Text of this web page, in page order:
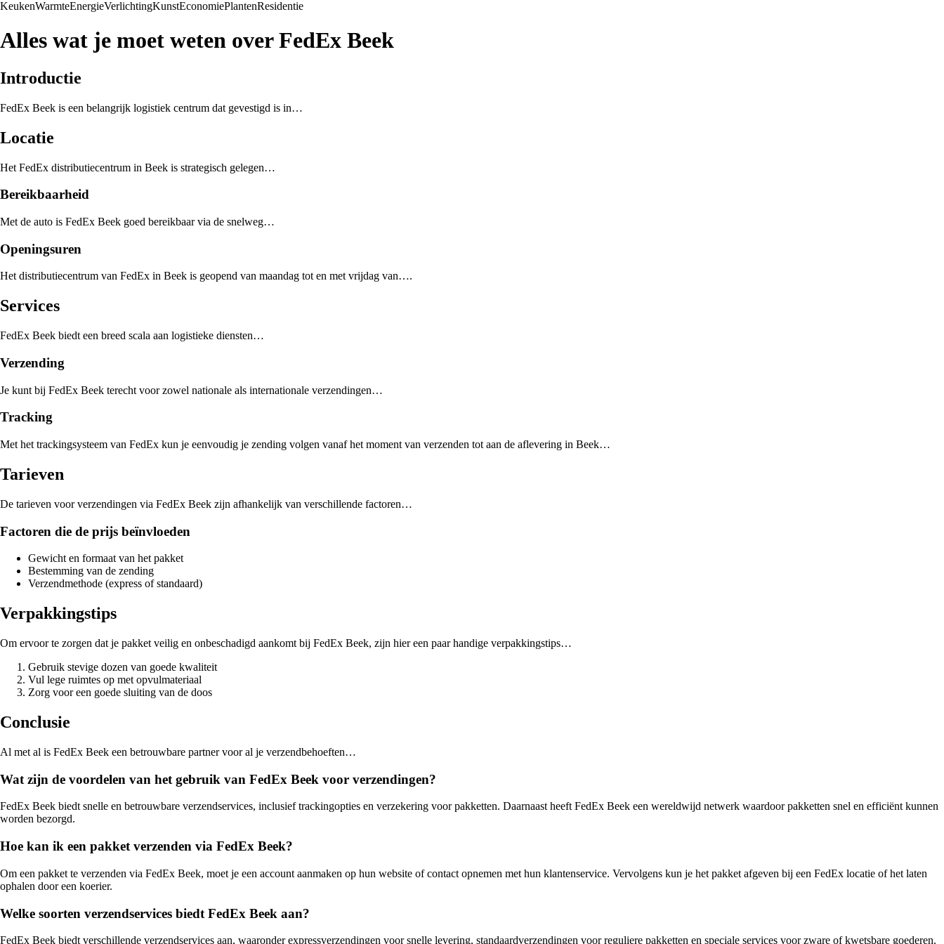
KeukenWarmteEnergieVerlichtingKunstEconomiePlantenResidentie
Alles wat je moet weten over FedEx Beek
Introductie
FedEx Beek is een belangrijk logistiek centrum dat gevestigd is in…
Locatie
Het FedEx distributiecentrum in Beek is strategisch gelegen…
Bereikbaarheid
Met de auto is FedEx Beek goed bereikbaar via de snelweg…
Openingsuren
Het distributiecentrum van FedEx in Beek is geopend van maandag tot en met vrijdag van….
Services
FedEx Beek biedt een breed scala aan logistieke diensten…
Verzending
Je kunt bij FedEx Beek terecht voor zowel nationale als internationale verzendingen…
Tracking
Met het trackingsysteem van FedEx kun je eenvoudig je zending volgen vanaf het moment van verzenden tot aan de aflevering in Beek…
Tarieven
De tarieven voor verzendingen via FedEx Beek zijn afhankelijk van verschillende factoren…
Factoren die de prijs beïnvloeden
Gewicht en formaat van het pakket
Bestemming van de zending
Verzendmethode (express of standaard)
Verpakkingstips
Om ervoor te zorgen dat je pakket veilig en onbeschadigd aankomt bij FedEx Beek, zijn hier een paar handige verpakkingstips…
Gebruik stevige dozen van goede kwaliteit
Vul lege ruimtes op met opvulmateriaal
Zorg voor een goede sluiting van de doos
Conclusie
Al met al is FedEx Beek een betrouwbare partner voor al je verzendbehoeften…
Wat zijn de voordelen van het gebruik van FedEx Beek voor verzendingen?
FedEx Beek biedt snelle en betrouwbare verzendservices, inclusief trackingopties en verzekering voor pakketten. Daarnaast heeft FedEx Beek een wereldwijd netwerk waardoor pakketten snel en efficiënt kunnen
worden bezorgd.
Hoe kan ik een pakket verzenden via FedEx Beek?
Om een pakket te verzenden via FedEx Beek, moet je een account aanmaken op hun website of contact opnemen met hun klantenservice. Vervolgens kun je het pakket afgeven bij een FedEx locatie of het laten
ophalen door een koerier.
Welke soorten verzendservices biedt FedEx Beek aan?
FedEx Beek biedt verschillende verzendservices aan, waaronder expressverzendingen voor snelle levering, standaardverzendingen voor reguliere pakketten en speciale services voor zware of kwetsbare goederen.